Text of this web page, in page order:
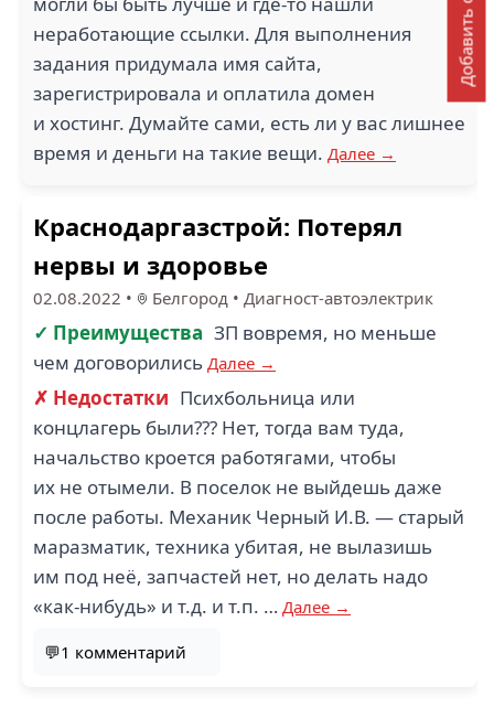
неработающие ссылки. Для выполнения
задания придумала имя сайта,
зарегистрировала и оплатила домен
и хостинг. Думайте сами, есть ли у вас лишнее
время и деньги на такие вещи. Далее →
Краснодаргазстрой: Потерял
нервы и здоровье
02.08.2022 • Белгород • Диагност-автоэлектрик
✓ Преимущества ЗП вовремя, но меньше
чем договорились Далее →
✗ Недостатки Психбольница или
концлагерь были??? Нет, тогда вам туда,
начальство кроется работягами, чтобы
их не отымели. В поселок не выйдешь даже
после работы. Механик Черный И.В. — старый
маразматик, техника убитая, не вылазишь
им под неё, запчастей нет, но делать надо
«как-нибудь» и т.д. и т.п. … Далее →
💬1 комментарий